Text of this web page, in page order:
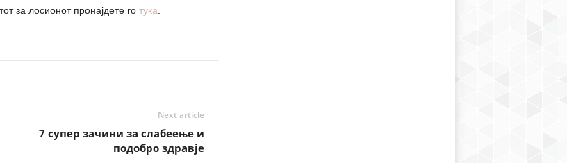
за лосионот пронајдете го тука
Next article
7 супер зачини за слабеење и
подобро здравје